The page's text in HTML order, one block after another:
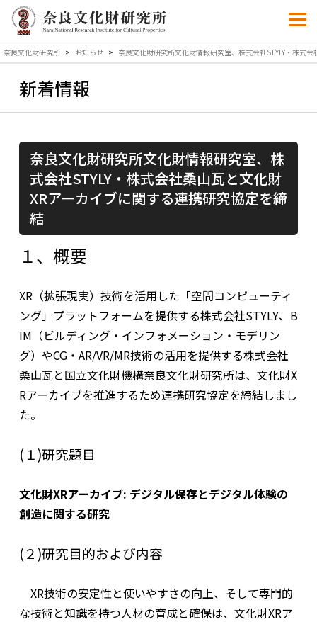
奈良文化財研究所 > お知らせ > 奈良文化財研究所文化財情報研究室、株式会社STYLY・株式
新着情報
奈良文化財研究所文化財情報研究室、株
式会社STYLY・株式会社桑山瓦と文化財
XRアーカイブに関する連携研究協定を締
結
１、概要
XR（拡張現実）技術を活用した「空間コンピューティ
ング」プラットフォームを提供する株式会社STYLY、 B
IM （ビルディング・インフォメーション・モデリン
グ）やCG・ AR/VR/MR技術の活用を提供する株式会社
桑山瓦と国立文化財機構奈良文化財研究所は、文化財X
Rアーカイブを推進するため連携研究協定を締結しまし
た。
(１)研究題目
文化財XRアーカイブ: デジタル保存とデジタル体験の
創造に関する研究
(２)研究目的および内容
XR技術の安定性と使いやすさの向上、そして専門的
な技術と知識を持つ人材の育成と確保は、文化財XRア